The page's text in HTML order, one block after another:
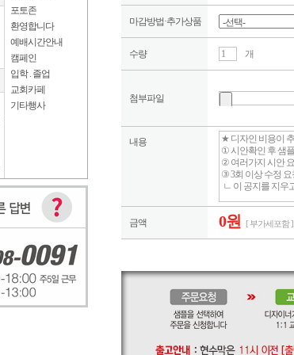
포토존
환영합니다
예배시간안내
캠페인
입학 . 졸업
교회카페
기타행사
마감방법·추가상품
수량 개
첨부파일
내용
금액 0원 [ 부가세포함 ]